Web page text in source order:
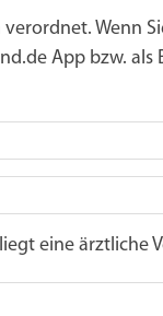
Wenn
App bzw.
eine ärztliche